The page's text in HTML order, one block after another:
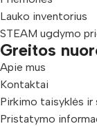
Lauko inventorius
STEAM ugdymo
Greitos
Apie mus
Kontaktai
Pirkimo taisyklės ir
Pristatymo